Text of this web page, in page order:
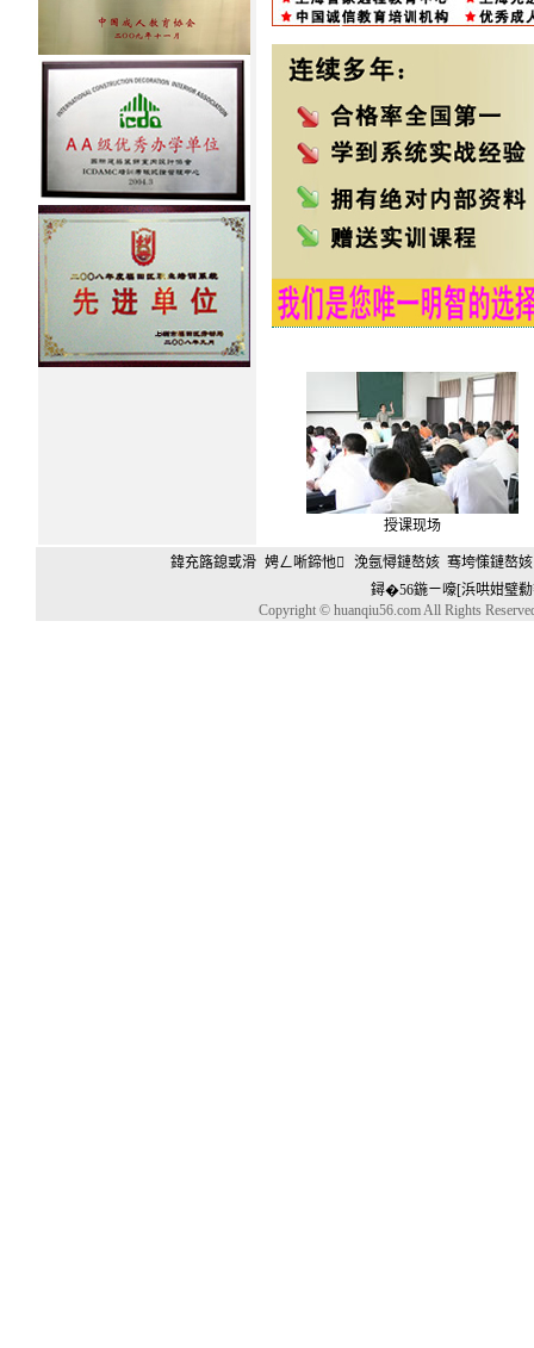
授课现场
鍏充簬鎴戜滑 娉ㄥ唽鍗忚 浼氬憳鏈嶅姟 骞垮憡鏈嶅姟
鐞�56鍦ㄧ嚎[浜哄姏璧
Copyright © huanqiu56.com All Rights